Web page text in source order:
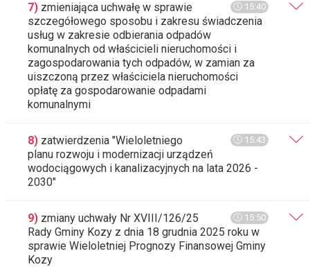
15:40
7) zmieniająca uchwałę w sprawie
szczegółowego sposobu i zakresu świadczenia
usług w zakresie odbierania odpadów
komunalnych od właścicieli nieruchomości i
zagospodarowania tych odpadów, w zamian za
uiszczoną przez właściciela nieruchomości
opłatę za gospodarowanie odpadami
komunalnymi
15:43
8) zatwierdzenia "Wieloletniego
planu rozwoju i modernizacji urządzeń
wodociągowych i kanalizacyjnych na lata 2026 -
2030"
15:50
9) zmiany uchwały Nr XVIII/126/25
Rady Gminy Kozy z dnia 18 grudnia 2025 roku w
sprawie Wieloletniej Prognozy Finansowej Gminy
Kozy